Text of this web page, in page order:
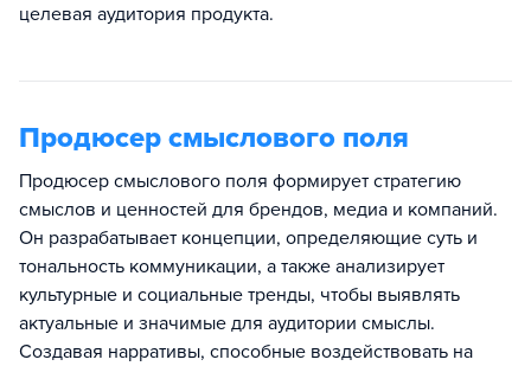
целевая аудитория продукта.
Продюсер смыслового поля
Продюсер смыслового поля формирует стратегию
смыслов и ценностей для брендов, медиа и компаний.
Он разрабатывает концепции, определяющие суть и
тональность коммуникации, а также анализирует
культурные и социальные тренды, чтобы выявлять
актуальные и значимые для аудитории смыслы.
Создавая нарративы, способные воздействовать на